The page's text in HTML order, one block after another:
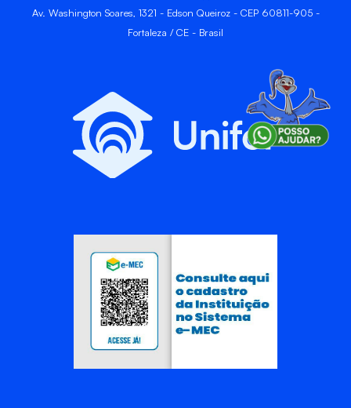
Av. Washington Soares, 1321 - Edson Queiroz - CEP 60811-905 -
Fortaleza / CE - Brasil